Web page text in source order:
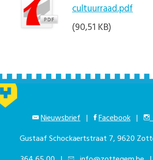
cultuurraad.pdf
(90,51 KB)
Nieuwsbrief | Facebook |
Gustaaf Schockaertstraat 7, 9620